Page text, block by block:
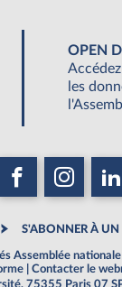
OPEN
les
S'ABONNER À UN
Assemblée
Contacter le
75355 Paris 07